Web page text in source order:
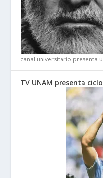
canal universitario presenta
TV UNAM presenta